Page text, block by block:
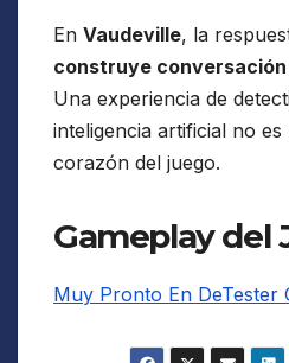
En Vaudeville, la
construye
Una experiencia de
inteligencia artificial no
corazón del juego.
Gameplay del
Muy Pronto En DeTester